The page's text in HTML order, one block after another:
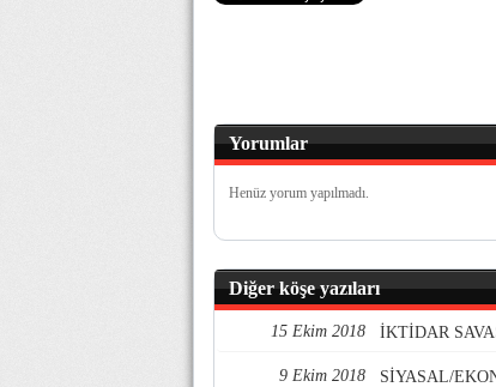
Yorumlar
Henüz yorum yapılmadı.
Diğer köşe yazıları
15 Ekim 2018 İKTİDAR
9 Ekim 2018 SİYASAL/